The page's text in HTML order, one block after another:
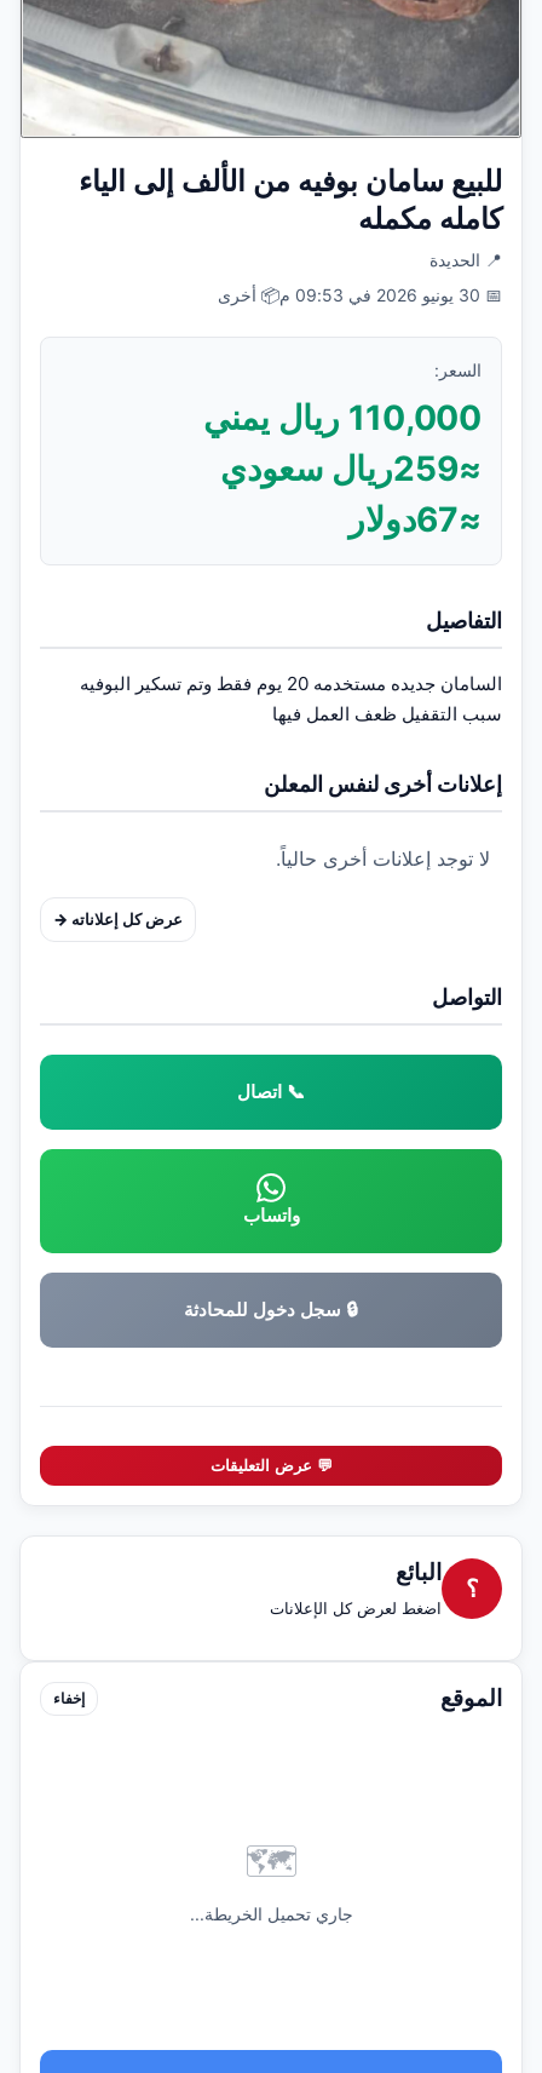
للبيع سامان بوفيه من الألف إلى الياء
كامله مكمله
📍 الحديدة
📅 30 يونيو 2026 في 09:53 م 📦 أخرى
السعر:
110,000 ريال يمني
≈
259ريال سعودي
≈
67دولار
التفاصيل
سبب التقفيل ظعف العمل فيها
إعلانات أخرى لنفس المعلن
لا توجد إعلانات أخرى حالياً.
عرض كل إعلاناته →
التواصل
📞 اتصال
واتساب
🔒 سجل دخول للمحادثة
💬 عرض التعليقات
؟
البائع
اضغط لعرض كل الإعلانات
الموقع إخفاء
🗺️
جاري تحميل الخريطة...